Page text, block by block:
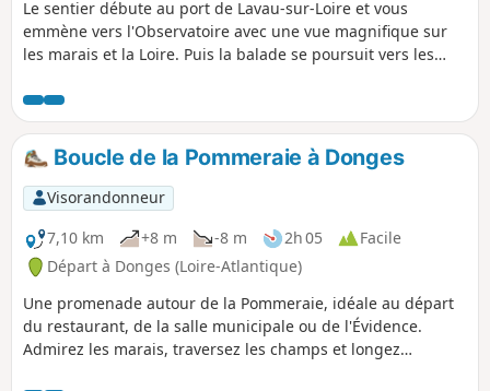
Le sentier débute au port de Lavau-sur-Loire et vous
emmène vers l'Observatoire avec une vue magnifique sur
les marais et la Loire. Puis la balade se poursuit vers les
Ensuite balade en campagne vers le marais du Fresnier
avec ses canaux peuplés de cigognes.
Boucle de la Pommeraie à Donges
Visorandonneur
7,10 km
+8 m -8 m 2h 05
Facile
Départ à Donges (Loire-Atlantique)
Une promenade autour de la Pommeraie, idéale au départ
du restaurant, de la salle municipale ou de l'Évidence.
Admirez les marais, traversez les champs et longez